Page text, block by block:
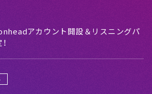
アカウント開設＆リスニングパ